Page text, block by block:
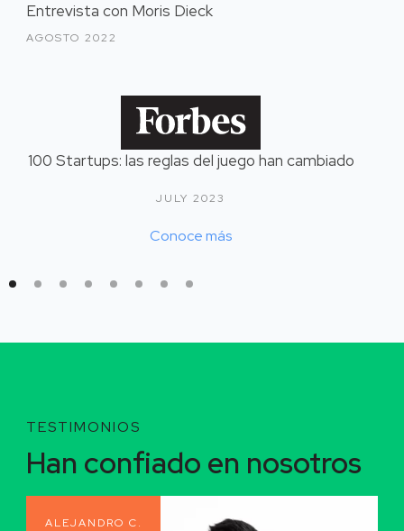
Entrevista con Moris Dieck
AGOSTO 2022
100 Startups: las reglas del juego han cambiado
JULY 2023
Conoce más
TESTIMONIOS
Han confiado en nosotros
ALEJANDRO C.